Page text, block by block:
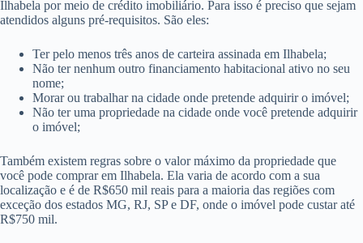
Ilhabela por meio de crédito imobiliário. Para isso é preciso que sejam
atendidos alguns pré-requisitos. São eles:
Ter pelo menos três anos de carteira assinada em Ilhabela;
Não ter nenhum outro financiamento habitacional ativo no seu
nome;
Morar ou trabalhar na cidade onde pretende adquirir o imóvel;
Não ter uma propriedade na cidade onde você pretende adquirir
o imóvel;
Também existem regras sobre o valor máximo da propriedade que
você pode comprar em Ilhabela. Ela varia de acordo com a sua
localização e é de R$650 mil reais para a maioria das regiões com
exceção dos estados MG, RJ, SP e DF, onde o imóvel pode custar até
R$750 mil.